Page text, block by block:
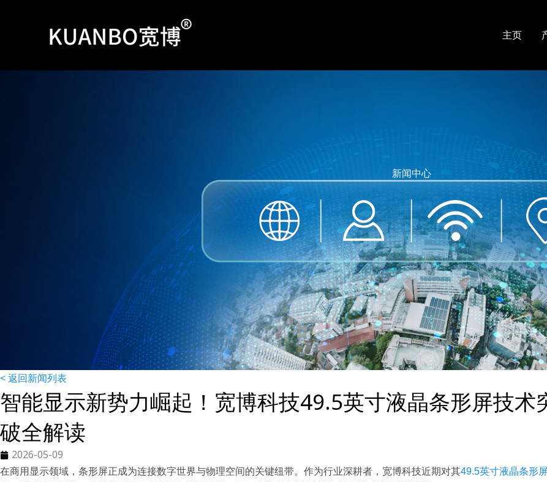
主页
新闻中心
< 返回新闻列表
智能显示新势力崛起！宽博科技49.5英寸液晶条形屏技术
破全解读
2026-05-09
在商用显示领域，条形屏正成为连接数字世界与物理空间的关键纽带。作为行业深耕者，宽博科技近期对其49.5英寸液晶条形